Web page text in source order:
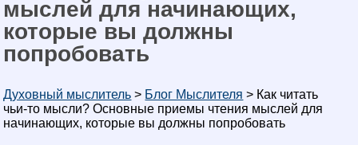
мыслей для начинающих,
которые вы должны
попробовать
Духовный мыслитель > Блог Мыслителя > Как читать
чьи-то мысли? Основные приемы чтения мыслей для
начинающих, которые вы должны попробовать